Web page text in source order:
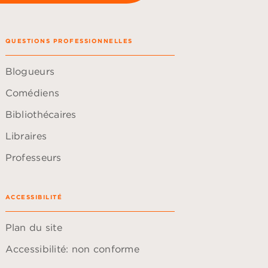
QUESTIONS PROFESSIONNELLES
Blogueurs
Comédiens
Bibliothécaires
Libraires
Professeurs
ACCESSIBILITÉ
Plan du site
Accessibilité: non conforme